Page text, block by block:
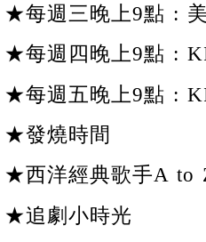
★每週三晚上9點 :
★每週四晚上9點 :
★每週五晚上9點 :
★發燒時間
★西洋經典歌手A to
★追劇小時光